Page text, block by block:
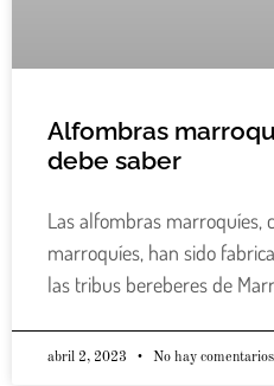
Alfombras
debe saber
Las alfombras marroquíes,
marroquíes, han sido
las tribus bereberes de
abril 2, 2023 No hay comentarios